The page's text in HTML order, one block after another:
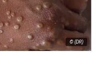
© (DR)